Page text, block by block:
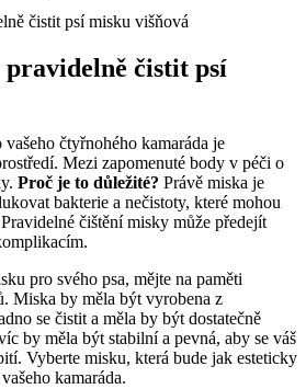
čistit psí
čtyřnohého kamaráda je
Mezi zapomenuté body v péči o
Proč je to důležité? Právě miska je
bakterie a nečistoty, které mohou
čištění misky může předejít
pro svého psa, mějte na paměti
Miska by měla být vyrobena z
se čistit a měla by být dostatečně
by měla být stabilní a pevná, aby se váš
Vyberte misku, která bude jak esteticky
kamaráda.